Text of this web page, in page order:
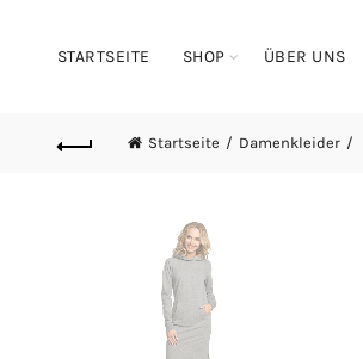
STARTSEITE SHOP ÜBER UNS
Startseite Damenkleider